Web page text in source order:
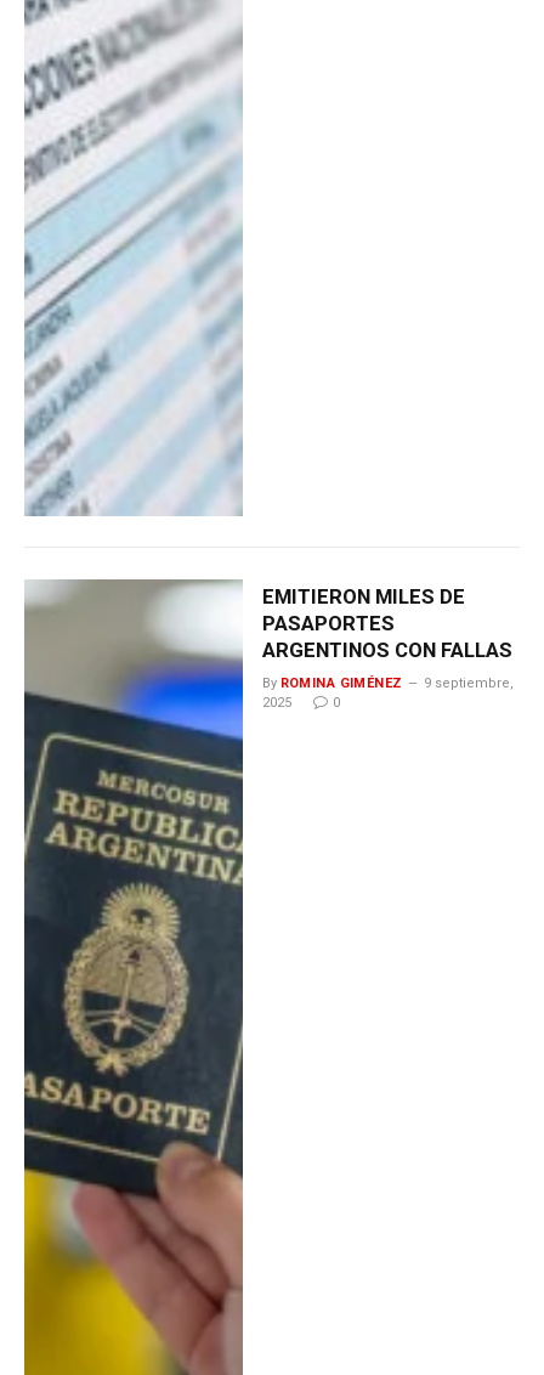
EMITIERON MILES DE
PASAPORTES
ARGENTINOS CON FALLAS
By ROMINA GIMÉNEZ
9 septiembre,
2025
0